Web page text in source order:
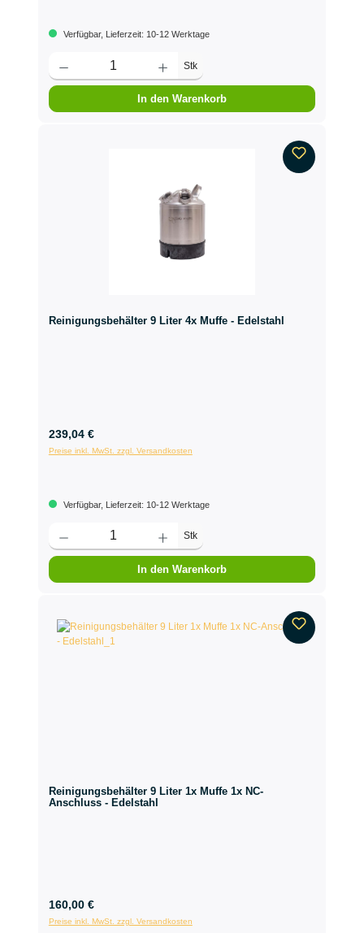
Verfügbar, Lieferzeit: 10-12 Werktage
Stk
In den Warenkorb
Reinigungsbehälter 9 Liter 4x Muffe - Edelstahl
239,04 €
Preise inkl. MwSt. zzgl. Versandkosten
Verfügbar, Lieferzeit: 10-12 Werktage
Stk
In den Warenkorb
Reinigungsbehälter 9 Liter 1x Muffe 1x NC-
Anschluss - Edelstahl
160,00 €
Preise inkl. MwSt. zzgl. Versandkosten